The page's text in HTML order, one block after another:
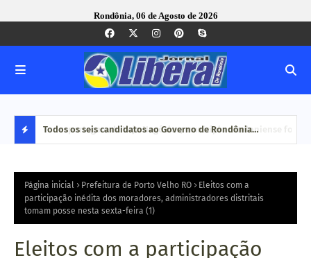
Rondônia, 06 de Agosto de 2026
S
T
foi Todos os seis candidatos ao Governo de Rondônia
Tribunal de Contas
Página inicial Prefeitura de Porto Velho RO
Eleitos com a
participação inédita dos moradores, administradores distritais
tomam posse nesta sexta-feira (1)
Eleitos com a participação